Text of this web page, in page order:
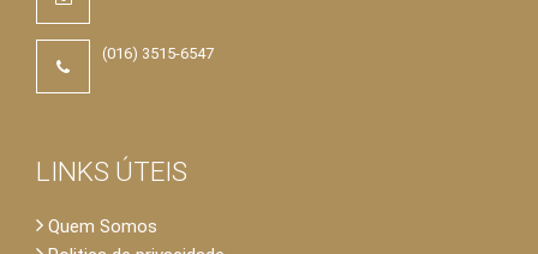
(016) 3515-6547
LINKS ÚTEIS
Quem Somos